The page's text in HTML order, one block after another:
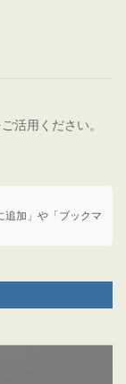
活用ください。
追加」や「ブックマ